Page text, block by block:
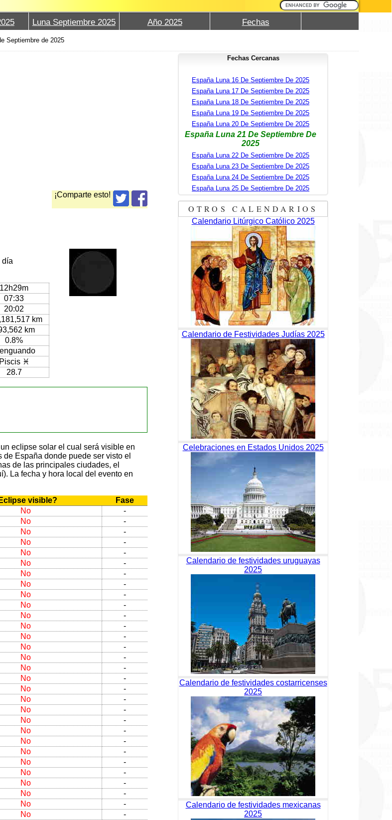
Luna Septiembre 2025 Año 2025 Fechas
Septiembre de 2025
¡Comparte esto!
día
12h29m
07:33
20:02
km
km
0.8%
Piscis ♓
28.7
eclipse solar el cual será visible en
España donde puede ser visto el
de las principales ciudades, el
La fecha y hora local del evento en
visible?
Fase
No
-
No
-
No
-
No
-
No
-
No
-
No
-
No
-
No
-
No
-
No
-
No
-
No
-
No
-
No
-
No
-
No
-
No
-
No
-
No
-
No
-
No
-
No
-
No
-
No
-
No
-
No
-
No
-
No
-
No
-
Fechas Cercanas
España Luna 16 De Septiembre De 2025
España Luna 17 De Septiembre De 2025
España Luna 18 De Septiembre De 2025
España Luna 19 De Septiembre De 2025
España Luna 20 De Septiembre De 2025
España Luna 21 De Septiembre De
2025
España Luna 22 De Septiembre De 2025
España Luna 23 De Septiembre De 2025
España Luna 24 De Septiembre De 2025
España Luna 25 De Septiembre De 2025
OTROS CALENDARIOS
Calendario Litúrgico Católico 2025
Calendario de Festividades Judías 2025
Celebraciones en Estados Unidos 2025
Calendario de festividades uruguayas
2025
Calendario de festividades costarricenses
2025
Calendario de festividades mexicanas
2025